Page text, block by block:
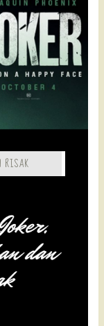
RISAK